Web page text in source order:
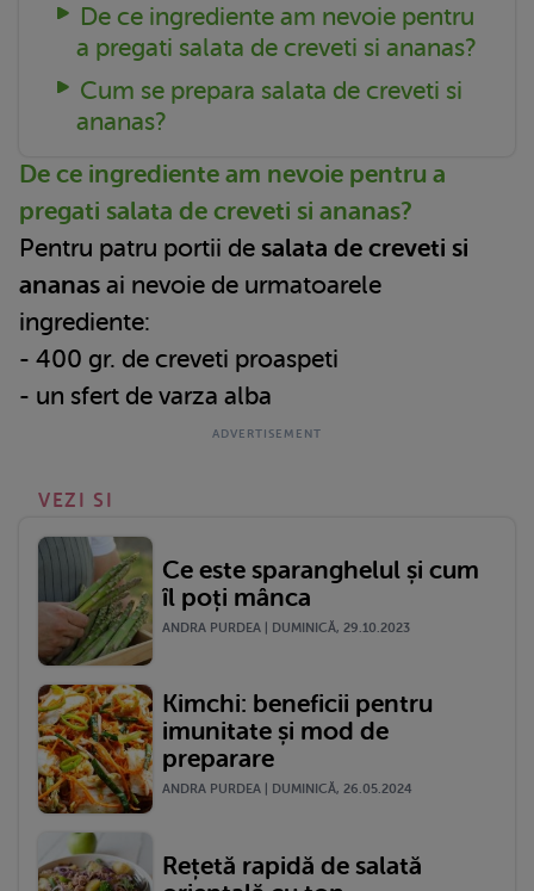
De ce ingrediente am nevoie pentru
a pregati salata de creveti si ananas?
Cum se prepara salata de creveti si
ananas?
De ce ingrediente am nevoie pentru a
pregati salata de creveti si ananas?
Pentru patru portii de salata de creveti si
ananas ai nevoie de urmatoarele
ingrediente:
- 400 gr. de creveti proaspeti
- un sfert de varza alba
VEZI SI
Ce este sparanghelul și cum
îl poți mânca
ANDRA PURDEA | DUMINICĂ, 29.10.2023
Kimchi: beneficii pentru
imunitate și mod de
preparare
ANDRA PURDEA | DUMINICĂ, 26.05.2024
Rețetă rapidă de salată